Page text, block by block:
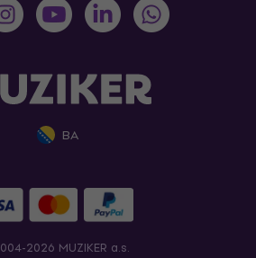
BA
2026 MUZIKER a.s.